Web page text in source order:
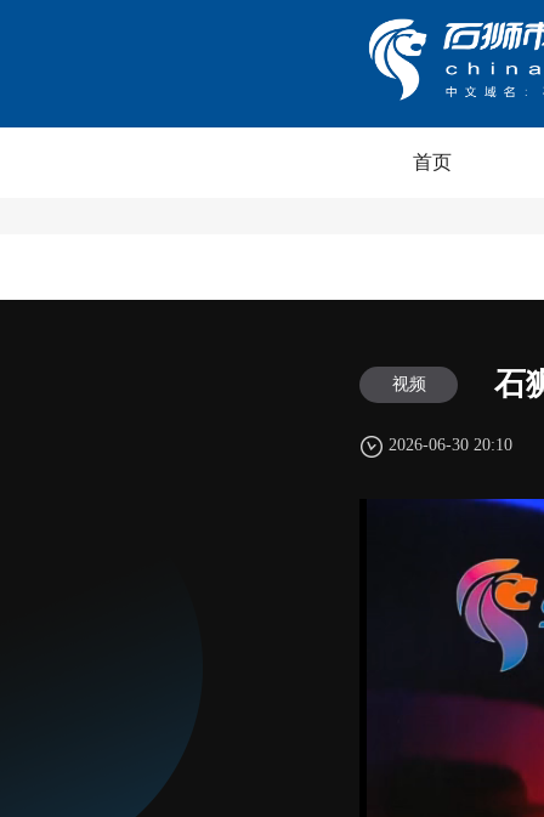
首页
视频 石
2026-06-30 20:10